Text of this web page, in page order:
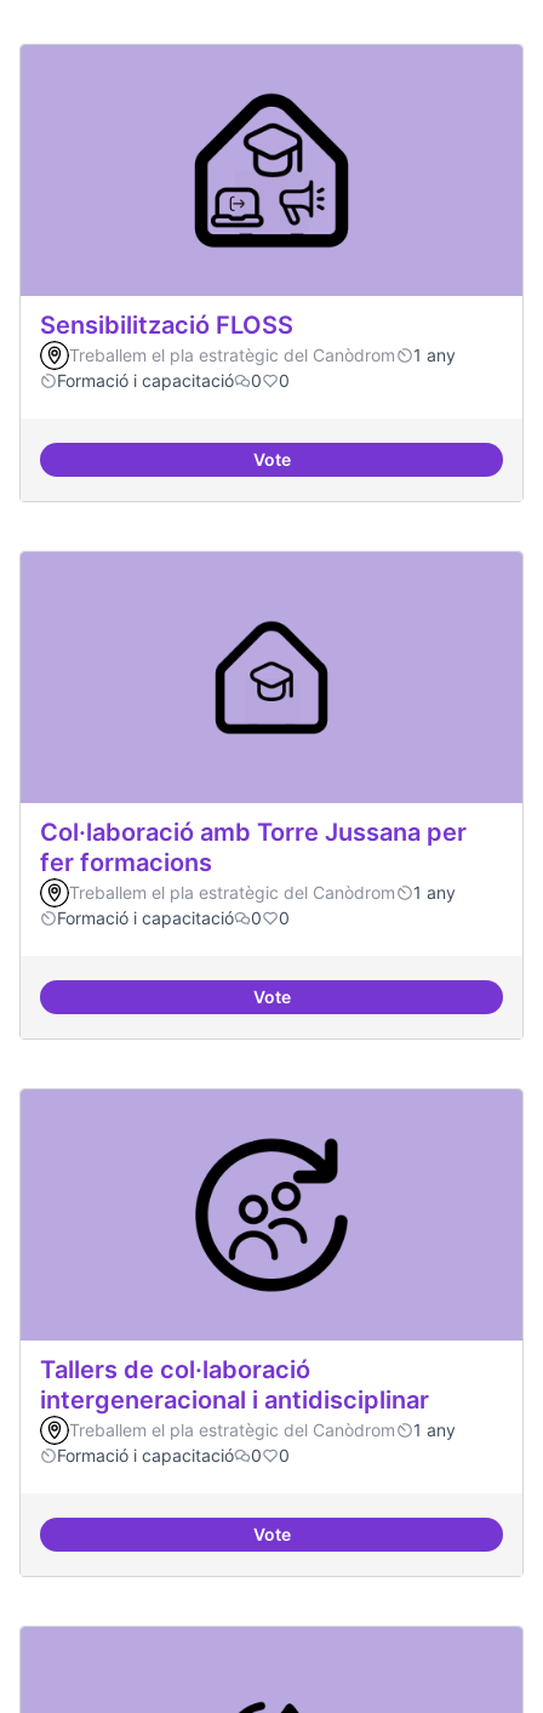
Sensibilització FLOSS
Treballem el pla estratègic del Canòdrom
1 any
Formació i capacitació
0 0
VoteSensibilització FLOSS
Col·laboració amb Torre Jussana per
fer formacions
Treballem el pla estratègic del Canòdrom
1 any
Formació i capacitació
0 0
VoteCol·laboració amb Torre
Tallers de col·laboració
intergeneracional i antidisciplinar
Treballem el pla estratègic del Canòdrom
1 any
Formació i capacitació
0 0
VoteTallers de col·laboració